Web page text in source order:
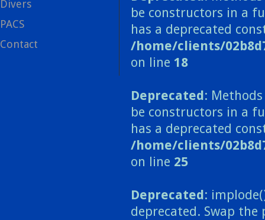
Divers
PACS
Contact
be constructors in a
has a deprecated
/home/clients/
on line 18
Deprecated:
be constructors in a
has a deprecated
/home/clients/
on line 25
Deprecated:
deprecated. Swap the